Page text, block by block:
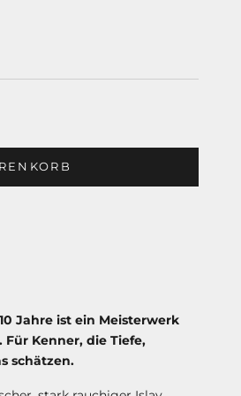
Jahre ist ein Meisterwerk
Kenner, die Tiefe,
schätzen.